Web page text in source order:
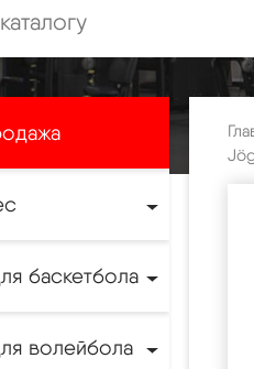
баскетбола
волейбола